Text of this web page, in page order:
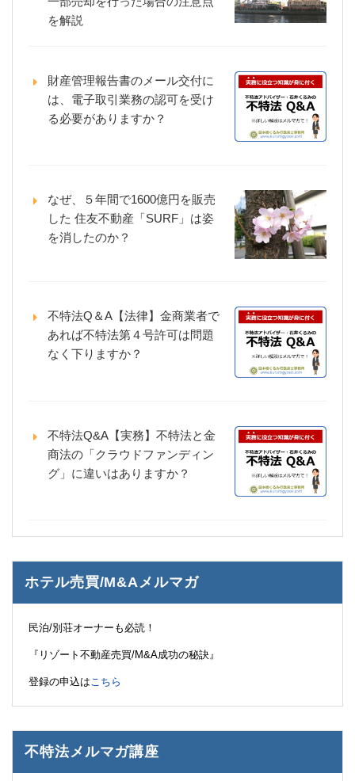
を解説
財産管理報告書のメール交付に
は、電子取引業務の認可を受け
る必要がありますか？
なぜ、５年間で1600億円を販売
した 住友不動産「SURF」は姿
を消したのか？
不特法Q＆A【法律】金商業者で
あれば不特法第４号許可は問題
なく下りますか？
不特法Q&A【実務】不特法と金
商法の「クラウドファンディン
グ」に違いはありますか？
ホテル売買/M&Aメルマガ
民泊/別荘オーナーも必読！
『リゾート不動産売買/M&A成功の秘訣』
登録の申込は こちら
不特法メルマガ講座